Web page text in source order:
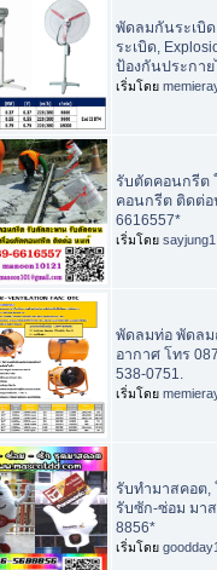
พัดลมกันระเบิ
ระเบิด,
ป้องกันประกา
เริ่มโดย
รับตัดคอนกรีต
คอนกรีต ติดต่อ
6616557*
เริ่มโดย sayjung1
พัดลมท่อ พัดลม
อากาศ โทร
538-0751.
เริ่มโดย
รับทำมาสคอต,
รับซัก-ซ่อม มา
8856*
เริ่มโดย